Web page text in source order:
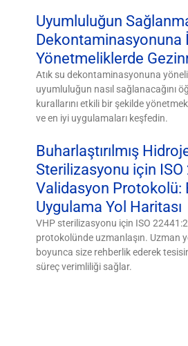
Uyumluluğun
Dekontaminasyonuna
Yönetmeliklerde
Atık su dekontaminasyonuna
uyumluluğun nasıl sağlanacağını
kurallarını etkili bir şekilde
ve en iyi uygulamaları keşfedin.
Buharlaştırılmış
Sterilizasyonu için
Validasyon Protokolü:
Uygulama Yol Haritası
VHP sterilizasyonu için ISO
protokolünde uzmanlaşın. Uzman
boyunca size rehberlik ederek
süreç verimliliği sağlar.